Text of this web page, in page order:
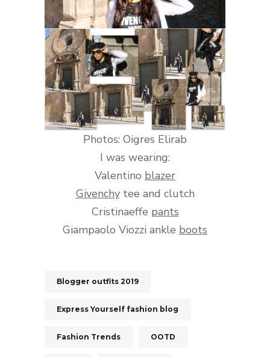
Photos: Oigres Elirab
I was wearing:
Valentino blazer
Givenchytee and clutch
Cristinaeffe pants
Giampaolo Viozzi ankle boots
Blogger outfits 2019
Express Yourself fashion blog
Fashion Trends OOTD